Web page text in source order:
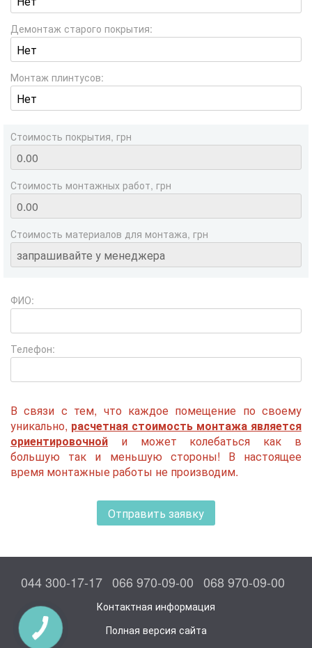
Демонтаж старого покрытия:
Монтаж плинтусов:
Стоимость покрытия, грн
Стоимость монтажных работ, грн
Стоимость материалов для монтажа, грн
ФИО:
Телефон:
В связи с тем, что каждое помещение по своему
уникально, расчетная стоимость монтажа является
ориентировочной и может колебаться как в
большую так и меньшую стороны! В настоящее
время монтажные работы не производим.
Отправить заявку
044 300-17-17 066 970-09-00 068 970-09-00
Контактная информация
Полная версия сайта